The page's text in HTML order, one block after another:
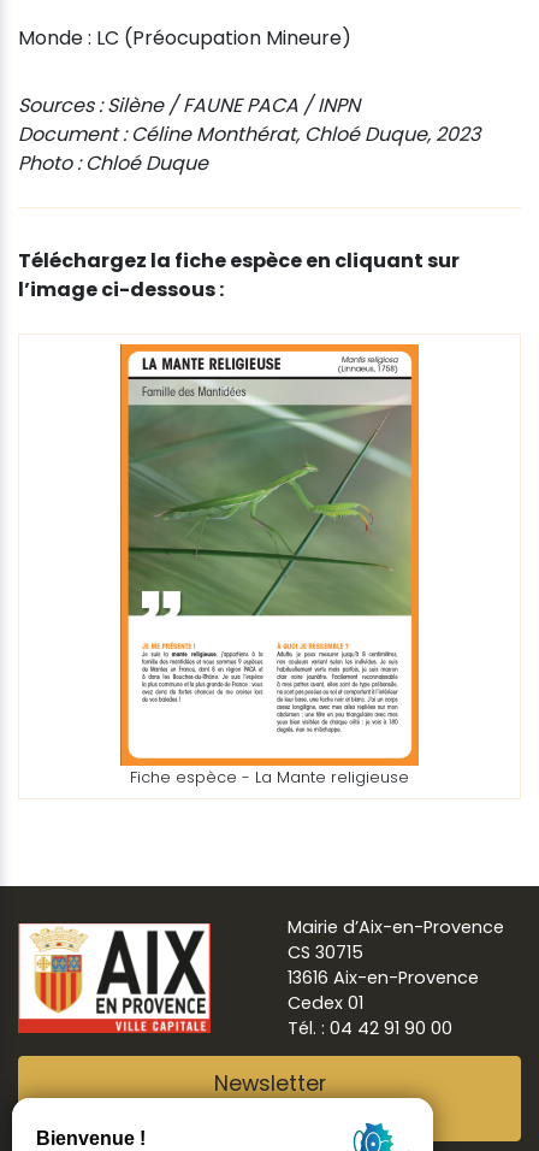
Monde : LC (Préocupation Mineure)
Sources : Silène / FAUNE PACA / INPN
Document : Céline Monthérat, Chloé Duque, 2023
Photo : Chloé Duque
Téléchargez la fiche espèce en cliquant sur
l’image ci-dessous :
Fiche espèce - La Mante religieuse
Mairie d’Aix-en-Provence
CS 30715
13616 Aix-en-Provence
Cedex 01
Tél. : 04 42 91 90 00
Newsletter